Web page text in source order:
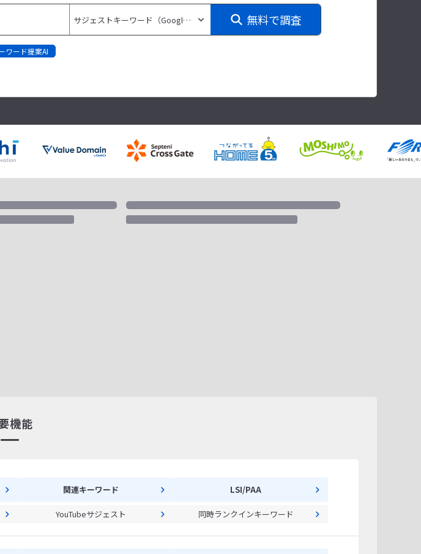
無料で調査
ワード提案AI
機能
関連キーワード LSI/PAA
YouTubeサジェスト 同時ランクインキーワード